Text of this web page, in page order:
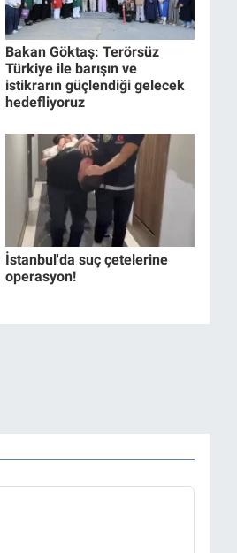
Bakan Göktaş: Terörsüz
Türkiye ile barışın ve
istikrarın güçlendiği gelecek
hedefliyoruz
İstanbul'da suç çetelerine
operasyon!